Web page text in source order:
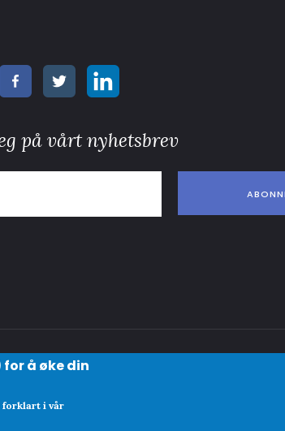
på vårt nyhetsbrev
å øke din
forklart i vår